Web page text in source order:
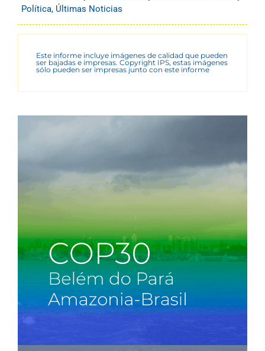
Política, Últimas Noticias
Este informe incluye imágenes de calidad que pueden
ser bajadas e impresas. Copyright IPS, estas imágenes
sólo pueden ser impresas junto con este informe